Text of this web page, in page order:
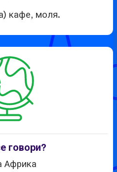
кафе, моля.
говори?
Африка